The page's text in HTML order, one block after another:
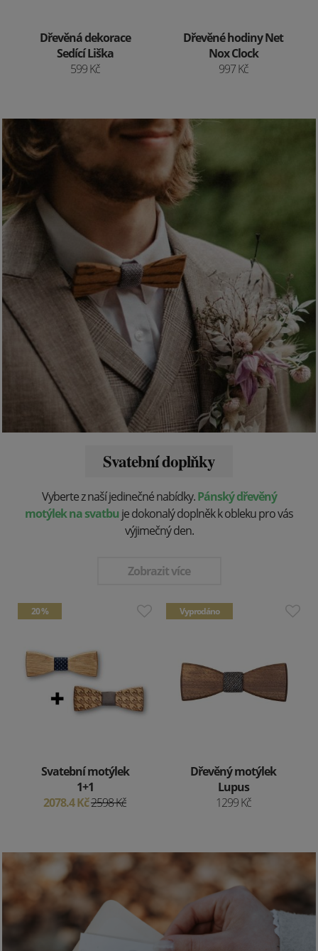
Dřevěná dekorace
Sedící Liška
599 Kč
Dřevěné hodiny Net
Nox Clock
997 Kč
Svatební doplňky
Vyberte z naší jedinečné nabídky. Pánský dřevěný
motýlek na svatbu je dokonalý doplněk k obleku pro vás
výjimečný den.
Zobrazit více
20 %
Svatební motýlek
1+1
2078.4 Kč2598 Kč
Vyprodáno
Dřevěný motýlek
Lupus
1299 Kč